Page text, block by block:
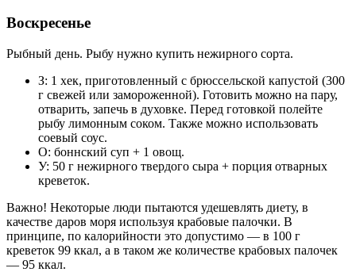
Воскресенье
Рыбный день. Рыбу нужно купить нежирного сорта.
З: 1 хек, приготовленный с брюссельской капустой (300
г свежей или замороженной). Готовить можно на пару,
отварить, запечь в духовке. Перед готовкой полейте
рыбу лимонным соком. Также можно использовать
соевый соус.
О: боннский суп + 1 овощ.
У: 50 г нежирного твердого сыра + порция отварных
креветок.
Важно! Некоторые люди пытаются удешевлять диету, в
качестве даров моря используя крабовые палочки. В
принципе, по калорийности это допустимо — в 100 г
креветок 99 ккал, а в таком же количестве крабовых палочек
— 95 ккал.